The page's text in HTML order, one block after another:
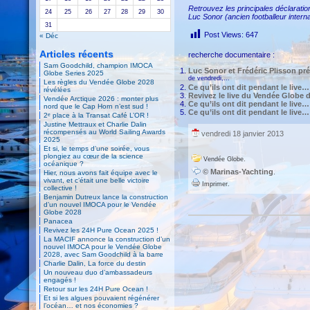
24
25 26 27 28 29
30
31
« Déc
Articles récents
Sam Goodchild, champion IMOCA
Globe Series 2025
Les règles du Vendée Globe 2028
révélées
Vendée Arctique 2026 : monter plus
nord que le Cap Horn n’est sud !
2ᵉ place à la Transat Café L’OR !
Justine Mettraux et Charlie Dalin
récompensés au World Sailing Awards
2025
Et si, le temps d’une soirée, vous
plongiez au cœur de la science
océanique ?
Hier, nous avons fait équipe avec le
vivant, et c’était une belle victoire
collective !
Benjamin Dutreux lance la construction
d’un nouvel IMOCA pour le Vendée
Globe 2028
Panacea
Revivez les 24H Pure Ocean 2025 !
La MACIF annonce la construction d’un
nouvel IMOCA pour le Vendée Globe
2028, avec Sam Goodchild à la barre
Charlie Dalin, La force du destin
Un nouveau duo d’ambassadeurs
engagés !
Retour sur les 24H Pure Ocean !
Et si les algues pouvaient régénérer
l’océan… et nos économies ?
Retrouvez les principales
Luc Sonor (ancien footballeur
Post Views: 647
recherche documentaire :
Luc Sonor et Frédéric Plisson
de vendredi,...
Ce qu’ils ont dit pendant le live…
Revivez le live du Vendée Globe
Ce qu’ils ont dit pendant le live…
Ce qu’ils ont dit pendant le live…
vendredi 18 janvier 2013
Vendée Globe
© Marinas-Yachting
Imprimer.